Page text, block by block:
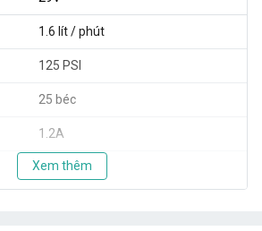
1.6 lít / phút
125 PSI
25 béc
1.2A
40W
Xem thêm